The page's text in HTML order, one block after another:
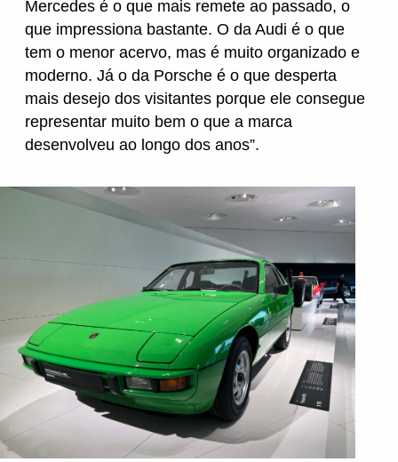
Mercedes é o que mais remete ao passado, o
que impressiona bastante. O da Audi é o que
tem o menor acervo, mas é muito organizado e
moderno. Já o da Porsche é o que desperta
mais desejo dos visitantes porque ele consegue
representar muito bem o que a marca
desenvolveu ao longo dos anos”.